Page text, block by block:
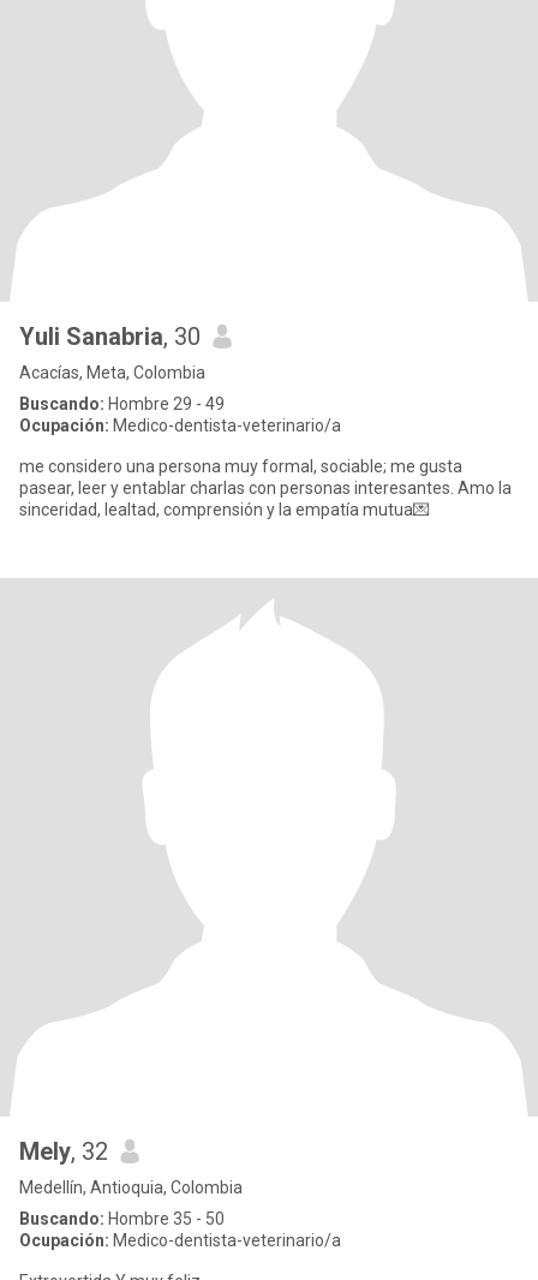
Yuli Sanabria, 30
Acacías, Meta, Colombia
Buscando: Hombre 29 - 49
Ocupación: Medico-dentista-veterinario/a
me considero una persona muy formal, sociable; me gusta
pasear, leer y entablar charlas con personas interesantes. Amo la
sinceridad, lealtad, comprensión y la empatía mutua💌
Mely, 32
Medellín, Antioquia, Colombia
Buscando: Hombre 35 - 50
Ocupación: Medico-dentista-veterinario/a